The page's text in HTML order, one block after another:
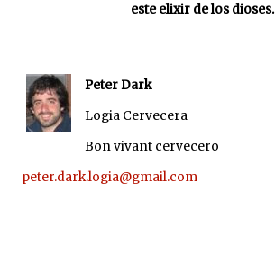
este elixir de los dioses.
Peter Dark
Logia Cervecera
Bon vivant cervecero
peter.dark.logia@gmail.com